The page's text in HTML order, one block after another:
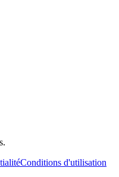
Conditions d'utilisation